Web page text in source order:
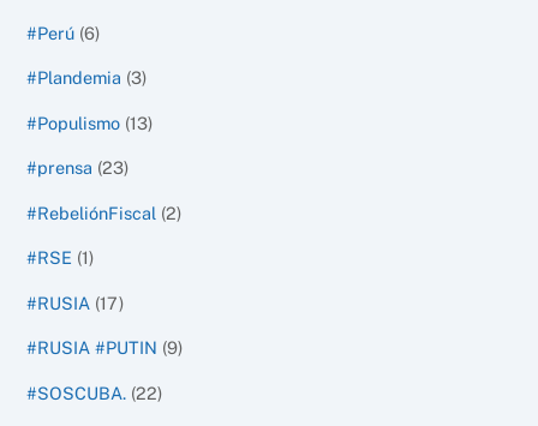
#Perú (6)
#Plandemia (3)
#Populismo (13)
#prensa (23)
#RebeliónFiscal (2)
#RSE (1)
#RUSIA (17)
#RUSIA #PUTIN (9)
#SOSCUBA. (22)